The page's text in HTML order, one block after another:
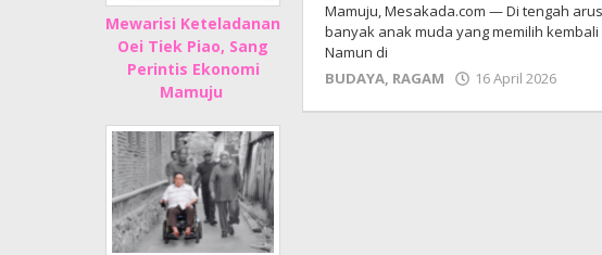
Mewarisi Keteladanan
Oei Tiek Piao, Sang
Perintis Ekonomi
Mamuju
Mamuju, Mesakada.com — Di tengah
banyak anak muda yang memilih
Namun di
BUDAYA, RAGAM 16 April 2026